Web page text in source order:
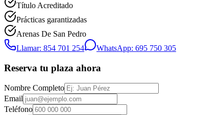
Título Acreditado
Prácticas garantizadas
Arenas De San Pedro
Llamar: 854 701 254
WhatsApp: 695 750 305
Reserva tu plaza ahora
Nombre Completo
Email
Teléfono